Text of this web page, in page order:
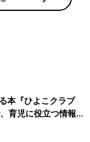
本『ひよこクラブ
育児に役立つ情報が